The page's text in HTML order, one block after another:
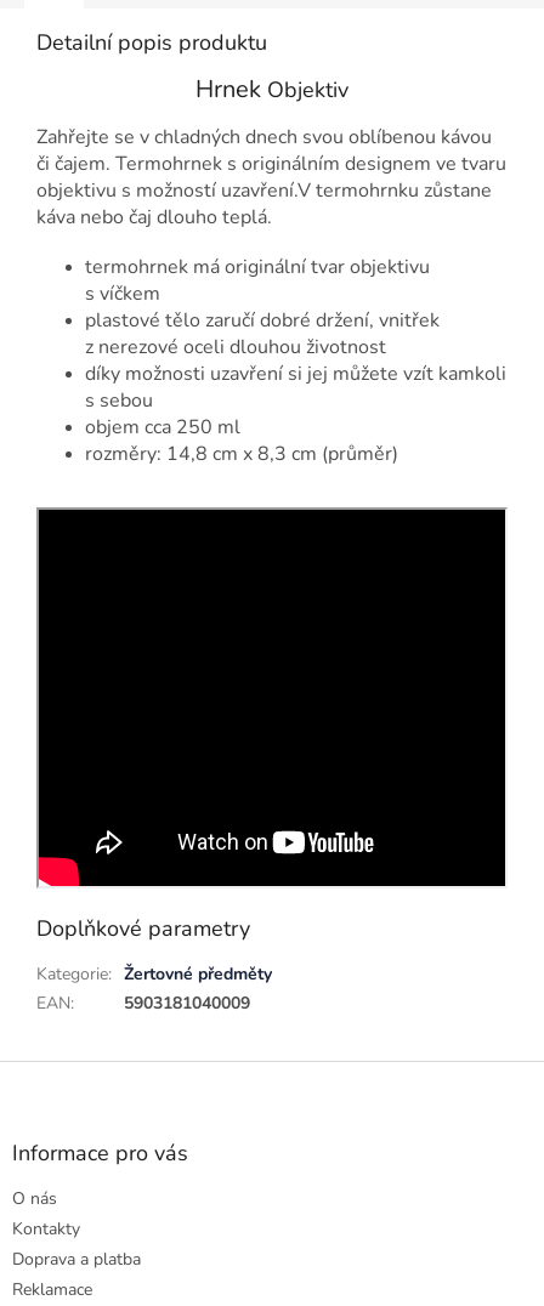
Detailní popis produktu
Hrnek Objektiv
Zahřejte se v chladných dnech svou oblíbenou kávou
či čajem. Termohrnek s originálním designem ve tvaru
objektivu s možností uzavření.V termohrnku zůstane
káva nebo čaj dlouho teplá.
termohrnek má originální tvar objektivu
s víčkem
plastové tělo zaručí dobré držení, vnitřek
z nerezové oceli dlouhou životnost
díky možnosti uzavření si jej můžete vzít kamkoli
s sebou
objem cca 250 ml
rozměry: 14,8 cm x 8,3 cm (průměr)
Doplňkové parametry
Kategorie: Žertovné předměty
EAN: 5903181040009
Z
Informace pro vás
O nás
Kontakty
Doprava a platba
Reklamace